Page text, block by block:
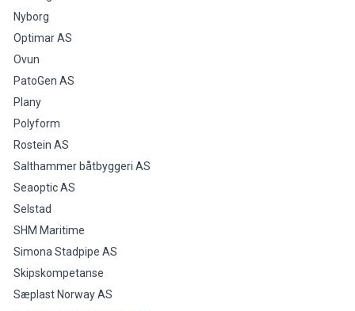
Nyborg
Optimar AS
Ovun
PatoGen AS
Plany
Polyform
Rostein AS
Salthammer båtbyggeri AS
Seaoptic AS
Selstad
SHM Maritime
Simona Stadpipe AS
Skipskompetanse
Sæplast Norway AS